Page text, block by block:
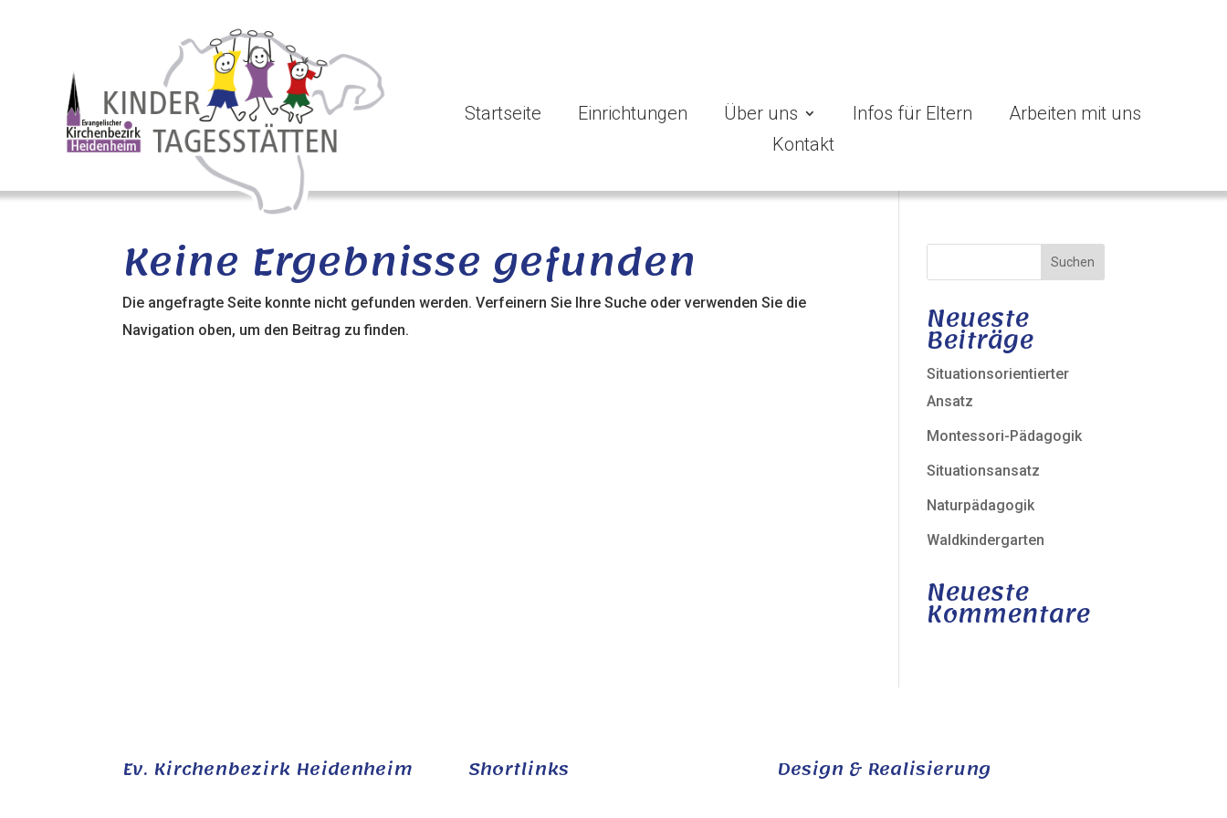
Startseite Einrichtungen Über uns Infos für Eltern
Arbeiten mit uns
Kontakt
Keine Ergebnisse gefunden
Die angefragte Seite konnte nicht gefunden werden. Verfeinern Sie Ihre Suche oder verwenden Sie die
Navigation oben, um den Beitrag zu finden.
Neueste
Beiträge
Situationsorientierter
Ansatz
Montessori-Pädagogik
Situationsansatz
Naturpädagogik
Waldkindergarten
Neueste
Kommentare
Ev. Kirchenbezirk Heidenheim Shortlinks Design & Realisierung